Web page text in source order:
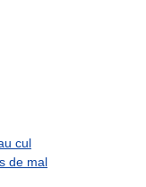
cul
de mal